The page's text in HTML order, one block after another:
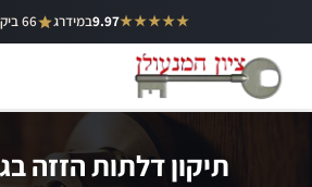
לתוכן
★★★★★
9.97במידרג 66 ביקורות בגוגל באר יעקב
ראשון לציון
לוד
תיקון דלתות הזזה